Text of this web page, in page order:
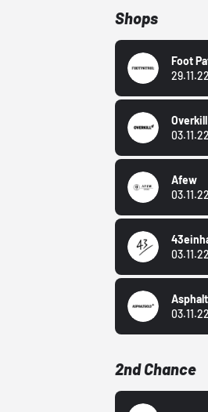
Shops
Foot
Overkill
Afew
2nd Chance